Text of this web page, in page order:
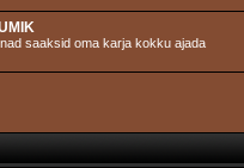
saaksid oma karja kokku ajada